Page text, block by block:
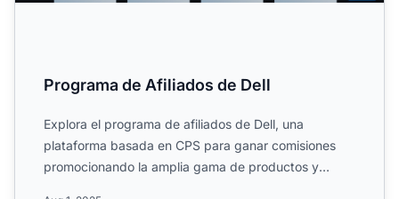
Programa de Afiliados de Dell
Explora el programa de afiliados de Dell, una
plataforma basada en CPS para ganar comisiones
promocionando la amplia gama de productos y